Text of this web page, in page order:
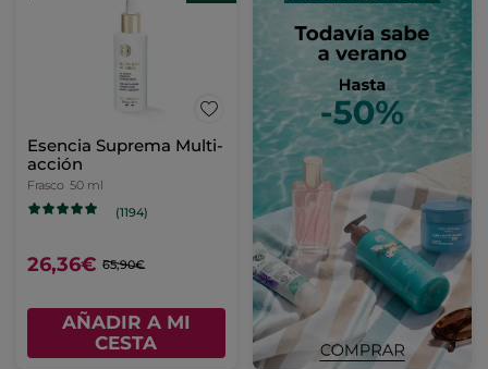
Esencia Suprema Multi-
acción
Frasco 50 ml
(1194)
26,36€ 65,90€
AÑADIR A MI
CESTA